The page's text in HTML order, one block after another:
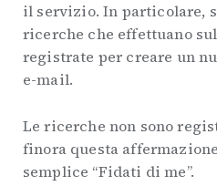
il servizio. In particolare,
ricerche che effettuano
registrate per creare un
e-mail.
Le ricerche non sono
finora questa
semplice “Fidati di me”.